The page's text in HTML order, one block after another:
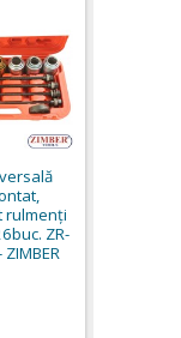
rulmenți
ZR-
ZIMBER